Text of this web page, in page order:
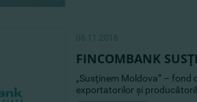
08.11.2016
FINCOMBANK
„Susţinem Moldova” –
exportatorilor şi